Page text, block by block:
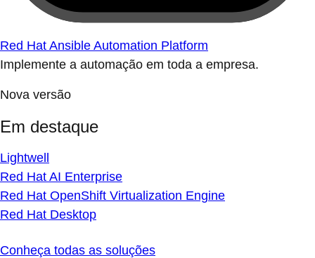
Red Hat Ansible Automation Platform
Implemente a automação em toda a empresa.
Nova versão
Em destaque
Lightwell
Red Hat AI Enterprise
Red Hat OpenShift Virtualization Engine
Red Hat Desktop
Conheça todas as soluções